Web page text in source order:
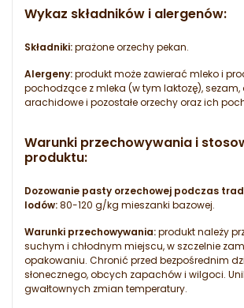
Wykaz składników i alergenów:
Składniki:prażone orzechy pekan.
Alergeny:produkt może zawierać mleko i
pochodzące z mleka (w tym laktozę), sezam,
arachidowe i pozostałe orzechy oraz ich
Warunki przechowywania i
produktu:
Dozowanie pasty orzechowej podczas
lodów:80-120 g/kg mieszanki bazowej.
Warunki przechowywania:produkt należy
suchym i chłodnym miejscu, w szczelnie
opakowaniu. Chronić przed bezpośrednim
słonecznego, obcych zapachów i wilgoci.
gwałtownych zmian temperatury.